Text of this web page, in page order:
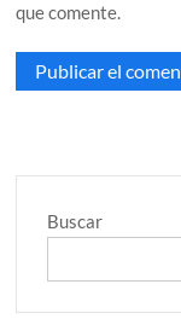
que comente.
Buscar